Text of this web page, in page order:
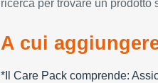
ricerca per trovare un prodotto
A cui
*Il Care Pack comprende: